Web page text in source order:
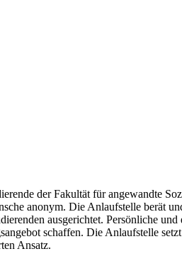
der Fakultät für angewandte
anonym. Die Anlaufstelle berät
ausgerichtet. Persönliche
schaffen. Die Anlaufstelle
Ansatz.